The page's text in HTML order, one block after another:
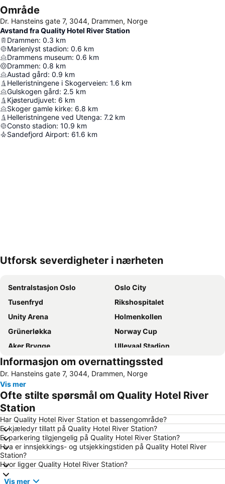
Område
Dr. Hansteins gate 7, 3044, Drammen, Norge
Avstand fra Quality Hotel River Station
Drammen: 0.3 km
Marienlyst stadion: 0.6 km
Drammens museum: 0.6 km
Drammen: 0.8 km
Austad gård: 0.9 km
Helleristningene i Skogerveien: 1.6 km
Gulskogen gård: 2.5 km
Kjøsterudjuvet: 6 km
Skoger gamle kirke: 6.8 km
Helleristningene ved Utenga: 7.2 km
Consto stadion: 10.9 km
Sandefjord Airport: 61.6 km
Utforsk severdigheter i nærheten
Sentralstasjon Oslo
Oslo City
Tusenfryd
Rikshospitalet
Unity Arena
Holmenkollen
Grünerløkka
Norway Cup
Aker Brygge
Ullevaal Stadion
Bjerke
Frogner
Nordstrand
Oslo Spektrum
Youngstorget
Storo Storsenter
Sagene
Karl-Johansgate
Oslofjorden
Rockefeller Music Hal
Bygdøy
Sandvika Storsenter
Vikersund Hoppsenter
National Theatre
Drammen Togstasjon
Byporten
Informasjon om overnattingssted
Dr. Hansteins gate 7, 3044, Drammen, Norge
Vis mer
Ofte stilte spørsmål om Quality Hotel River
Station
Har Quality Hotel River Station et bassengområde?
Er kjæledyr tillatt på Quality Hotel River Station?
Er parkering tilgjengelig på Quality Hotel River Station?
Hva er innsjekkings- og utsjekkingstiden på Quality Hotel River
Station?
Hvor ligger Quality Hotel River Station?
Vis mer